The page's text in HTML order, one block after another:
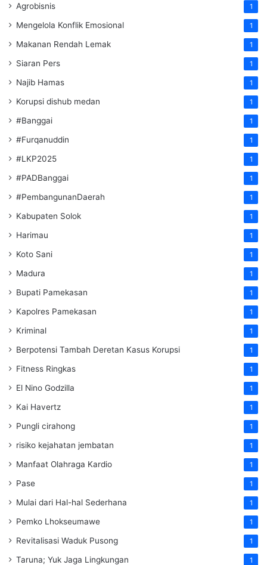
Agrobisnis 1
Mengelola Konflik Emosional 1
Makanan Rendah Lemak 1
Siaran Pers 1
Najib Hamas 1
Korupsi dishub medan 1
#Banggai 1
#Furqanuddin 1
#LKP2025 1
#PADBanggai 1
#PembangunanDaerah 1
Kabupaten Solok 1
Harimau 1
Koto Sani 1
Madura 1
Bupati Pamekasan 1
Kapolres Pamekasan 1
Kriminal 1
Berpotensi Tambah Deretan Kasus Korupsi 1
Fitness Ringkas 1
El Nino Godzilla 1
Kai Havertz 1
Pungli cirahong 1
risiko kejahatan jembatan 1
Manfaat Olahraga Kardio 1
Pase 1
Mulai dari Hal-hal Sederhana 1
Pemko Lhokseumawe 1
Revitalisasi Waduk Pusong 1
Taruna; Yuk Jaga Lingkungan 1